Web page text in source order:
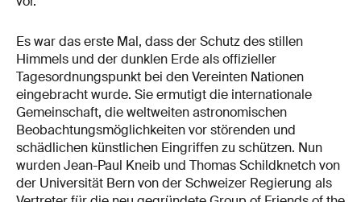
Es war das erste Mal, dass der Schutz des stillen
Himmels und der dunklen Erde als offizieller
Tagesordnungspunkt bei den Vereinten Nationen
eingebracht wurde. Sie ermutigt die internationale
Gemeinschaft, die weltweiten astronomischen
Beobachtungsmöglichkeiten vor störenden und
schädlichen künstlichen Eingriffen zu schützen. Nun
wurden Jean-Paul Kneib und Thomas Schildknetch von
der Universität Bern von der Schweizer Regierung als